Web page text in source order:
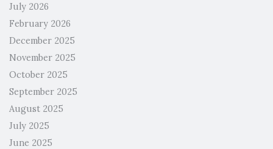
July 2026
February 2026
December 2025
November 2025
October 2025
September 2025
August 2025
July 2025
June 2025